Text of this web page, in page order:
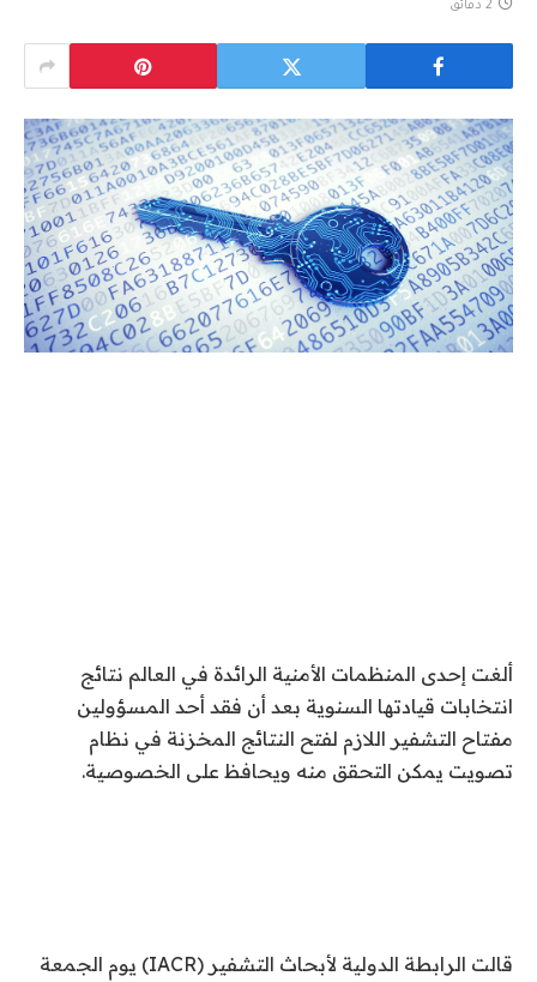
2 دقائق
ألغت إحدى المنظمات الأمنية الرائدة في العالم نتائج
انتخابات قيادتها السنوية بعد أن فقد أحد المسؤولين
مفتاح التشفير اللازم لفتح النتائج المخزنة في نظام
تصويت يمكن التحقق منه ويحافظ على الخصوصية.
قالت الرابطة الدولية لأبحاث التشفير (IACR) يوم الجمعة